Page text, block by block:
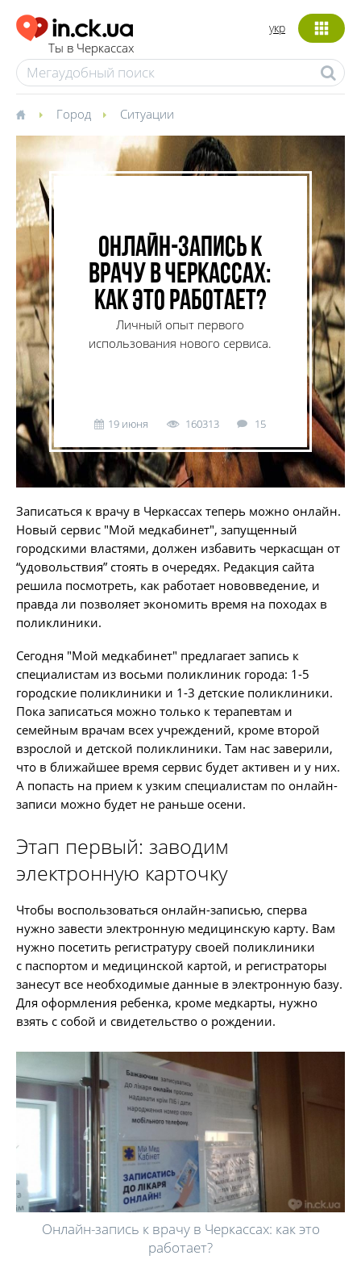
Ты в Черкассах
укр
Город Ситуации
Онлайн-запись к
врачу в Черкассах:
как это работает?
Личный опыт первого
использования нового сервиса.
19 июня 160313 15
Записаться к врачу в Черкассах теперь можно онлайн.
Новый сервис "Мой медкабинет", запущенный
городскими властями, должен избавить черкасщан от
“удовольствия” стоять в очередях. Редакция сайта
решила посмотреть, как работает нововведение, и
правда ли позволяет экономить время на походах в
поликлиники.
Сегодня "Мой медкабинет" предлагает запись к
специалистам из восьми поликлиник города: 1-5
городские поликлиники и 1-3 детские поликлиники.
Пока записаться можно только к терапевтам и
семейным врачам всех учреждений, кроме второй
взрослой и детской поликлиники. Там нас заверили,
что в ближайшее время сервис будет активен и у них.
А попасть на прием к узким специалистам по онлайн-
записи можно будет не раньше осени.
Этап первый: заводим
электронную карточку
Чтобы воспользоваться онлайн-записью, сперва
нужно завести электронную медицинскую карту. Вам
нужно посетить регистратуру своей поликлиники
с паспортом и медицинской картой, и регистраторы
занесут все необходимые данные в электронную базу.
Для оформления ребенка, кроме медкарты, нужно
взять с собой и свидетельство о рождении.
Онлайн-запись к врачу в Черкассах: как это
работает?